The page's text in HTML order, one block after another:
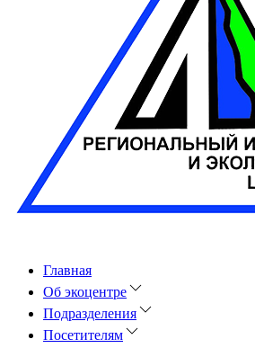
Главная
Об экоцентре
Подразделения
Посетителям